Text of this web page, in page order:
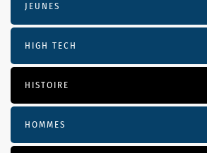
JEUNES
HIGH TECH
HISTOIRE
HOMMES